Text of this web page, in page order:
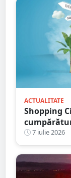
ACTUALITATE
Shopping
premii
7 iulie 2026